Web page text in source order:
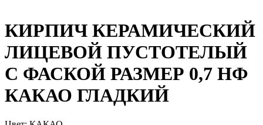
КИРПИЧ КЕРАМИЧЕСКИЙ
ЛИЦЕВОЙ ПУСТОТЕЛЫЙ
С ФАСКОЙ РАЗМЕР 0,7 НФ
КАКАО ГЛАДКИЙ